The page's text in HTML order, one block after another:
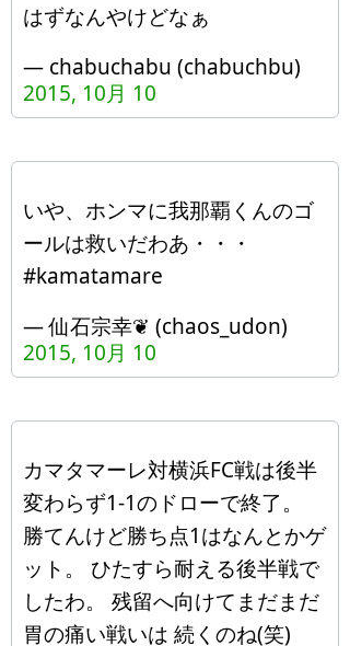
はずなんやけどなぁ
— chabuchabu (chabuchbu)
2015, 10月 10
いや、ホンマに我那覇くんのゴ
ールは救いだわあ・・・
#kamatamare
— 仙石宗幸❦ (chaos_udon)
2015, 10月 10
カマタマーレ対横浜FC戦は後半
変わらず1-1のドローで終了。
勝てんけど勝ち点1はなんとかゲ
ット。 ひたすら耐える後半戦で
したわ。 残留へ向けてまだまだ
胃の痛い戦いは 続くのね(笑)